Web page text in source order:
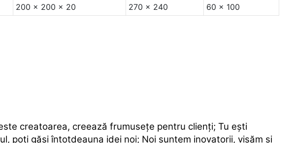
200 x 200 x 20
270 x 240
60 x 100
creatoarea, creează frumusețe pentru clienți; Tu ești
poți găsi întotdeauna idei noi; Noi suntem inovatorii, visăm și